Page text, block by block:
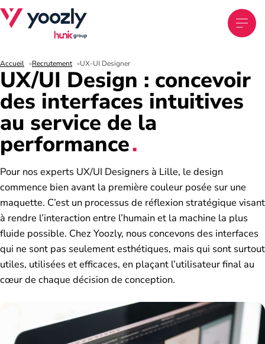
Accueil Recrutement UX-UI Designer
UX/UI Design : concevoir
des interfaces intuitives
au service de la
performance
Pour nos experts UX/UI Designers à Lille, le design
commence bien avant la première couleur posée sur une
maquette. C’est un processus de réflexion stratégique visant
à rendre l’interaction entre l’humain et la machine la plus
fluide possible. Chez Yoozly, nous concevons des interfaces
qui ne sont pas seulement esthétiques, mais qui sont surtout
utiles, utilisées et efficaces, en plaçant l’utilisateur final au
cœur de chaque décision de conception.